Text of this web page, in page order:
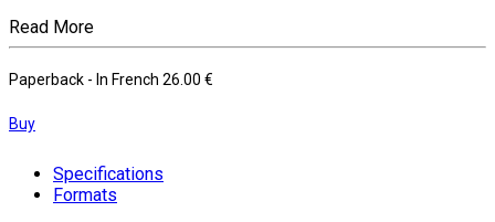
Read More
Paperback - In French 26.00 €
Buy
Specifications
Formats